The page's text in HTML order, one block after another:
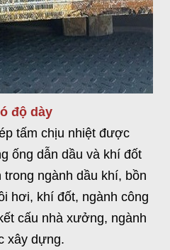
độ dày
tấm chịu nhiệt được
ống dẫn dầu và khí đốt
ngành dầu khí, bồn
hơi, khí đốt, ngành công
cấu nhà xưởng, ngành
xây dựng.